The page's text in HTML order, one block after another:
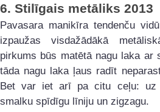
6. Stilīgais metāliks 2013
Pavasara manikīra tendenču
izpaužas visdažādākā
pirkums būs matētā nagu laka ar
tāda nagu laka ļaus radīt
Bet var iet arī pa citu ceļu: uz
smalku spīdīgu līniju un zigzagu.